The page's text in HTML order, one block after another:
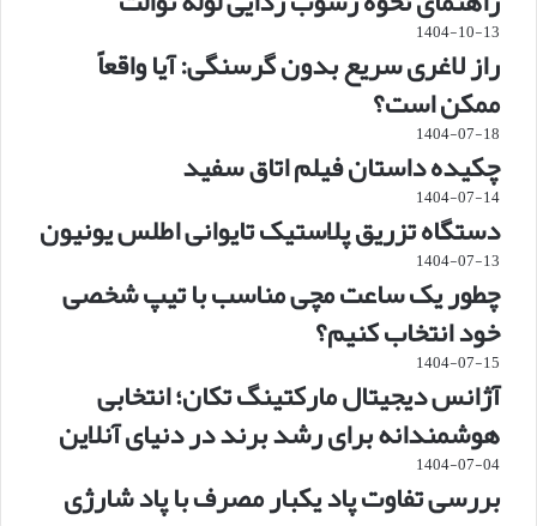
1404-10-13
راز لاغری سریع بدون گرسنگی: آیا واقعاً
ممکن است؟
1404-07-18
چکیده داستان فیلم اتاق سفید
1404-07-14
دستگاه تزریق پلاستیک تایوانی اطلس یونیون
1404-07-13
چطور یک ساعت مچی مناسب با تیپ شخصی
خود انتخاب کنیم؟
1404-07-15
آژانس دیجیتال مارکتینگ تکان؛ انتخابی
هوشمندانه برای رشد برند در دنیای آنلاین
1404-07-04
بررسی تفاوت پاد یکبار مصرف با پاد شارژی